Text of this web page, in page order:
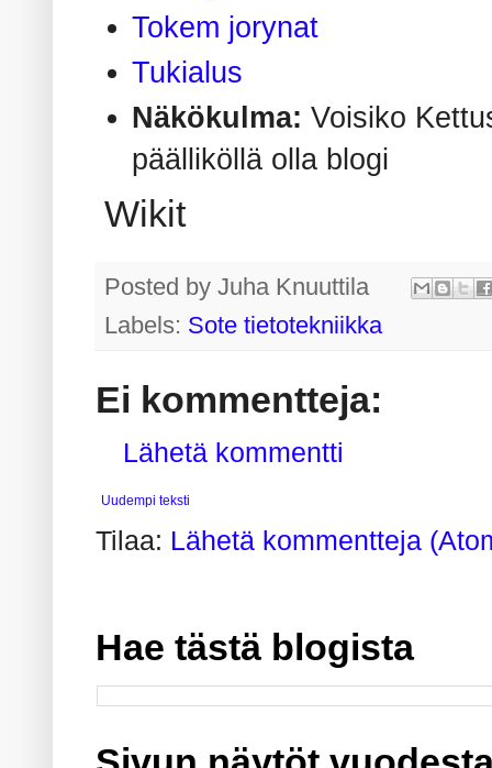
Tokem jorynat
Tukialus
Näkökulma:Voisiko
päälliköllä olla blogi
Wikit
Posted byJuha Knuuttila
Labels: Sote tietotekniikka
Ei kommentteja:
Lähetä kommentti
Uudempi teksti
Tilaa: Lähetä kommentteja
Hae tästä blogista